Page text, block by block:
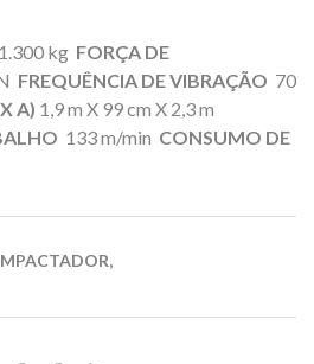
1.300 kg FORÇA DE
FREQUÊNCIA DE VIBRAÇÃO 70
A) 1,9 m X 99 cm X 2,3 m
133 m/min CONSUMO DE
,